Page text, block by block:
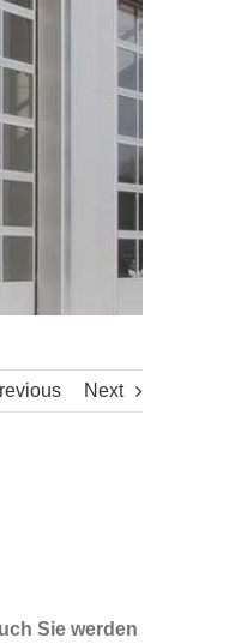
Next
Sie werden